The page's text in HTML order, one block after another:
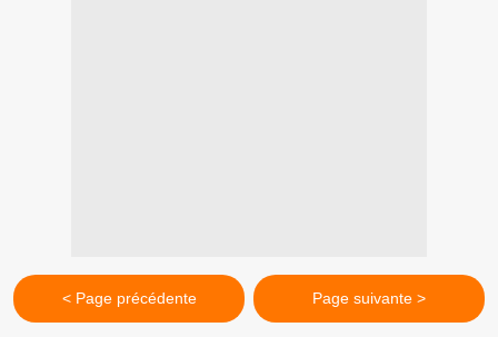
< Page précédente Page suivante >